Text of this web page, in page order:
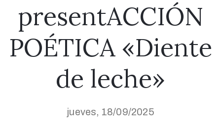
presentACCIÓN
POÉTICA «Diente
de leche»
jueves, 18/09/2025